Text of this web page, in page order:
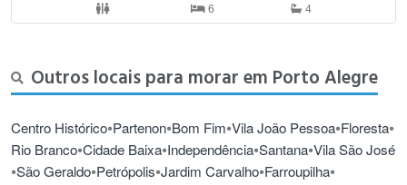
6 4
Outros locais para morar em Porto Alegre
Centro Histórico•Partenon•Bom Fim•Vila João Pessoa•Floresta•
Rio Branco•Cidade Baixa•Independência•Santana•Vila São José
•São Geraldo•Petrópolis•Jardim Carvalho•Farroupilha•